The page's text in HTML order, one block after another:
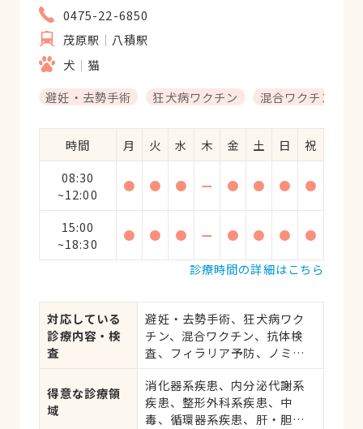
0475-22-6850
茂原駅
八積駅
犬
猫
避妊・去勢手術
狂犬病ワクチン 混合ワクチン
時間 月 火 水 木 金 土 日
祝
08:30
~12:00
● ● ● ー ● ● ● ●
15:00
~18:30
● ● ● ー ● ● ●
●
診療時間の詳細はこちら
対応している
診療内容・検
査
避妊・去勢手術、狂犬病ワク
チン、混合ワクチン、抗体検
査、フィラリア予防、ノミ・
応、健康診断、各種検査、外
科手術
得意な診療領
域
消化器系疾患、内分泌代謝系
疾患、整形外科系疾患、中
毒、循環器系疾患、肝・胆・